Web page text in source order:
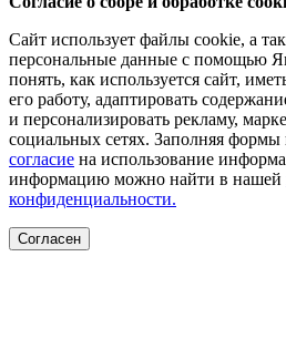
Сайт использует файлы cookie, а
персональные данные с помощью
понять, как используется сайт,
его работу, адаптировать
и персонализировать рекламу,
социальных сетях. Заполняя формы
согласие на использование
информацию можно найти в нашей
конфиденциальности.
Согласен